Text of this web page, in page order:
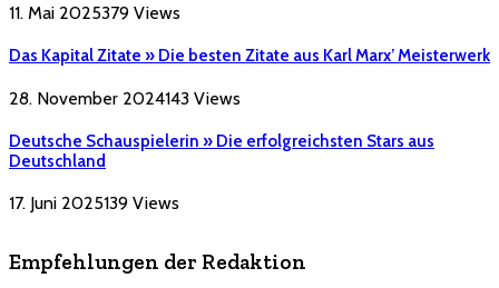
11. Mai 2025379 Views
Das Kapital Zitate » Die besten Zitate aus Karl Marx’ Meisterwerk
28. November 2024143 Views
Deutsche Schauspielerin » Die erfolgreichsten Stars aus
Deutschland
17. Juni 2025139 Views
Empfehlungen der Redaktion